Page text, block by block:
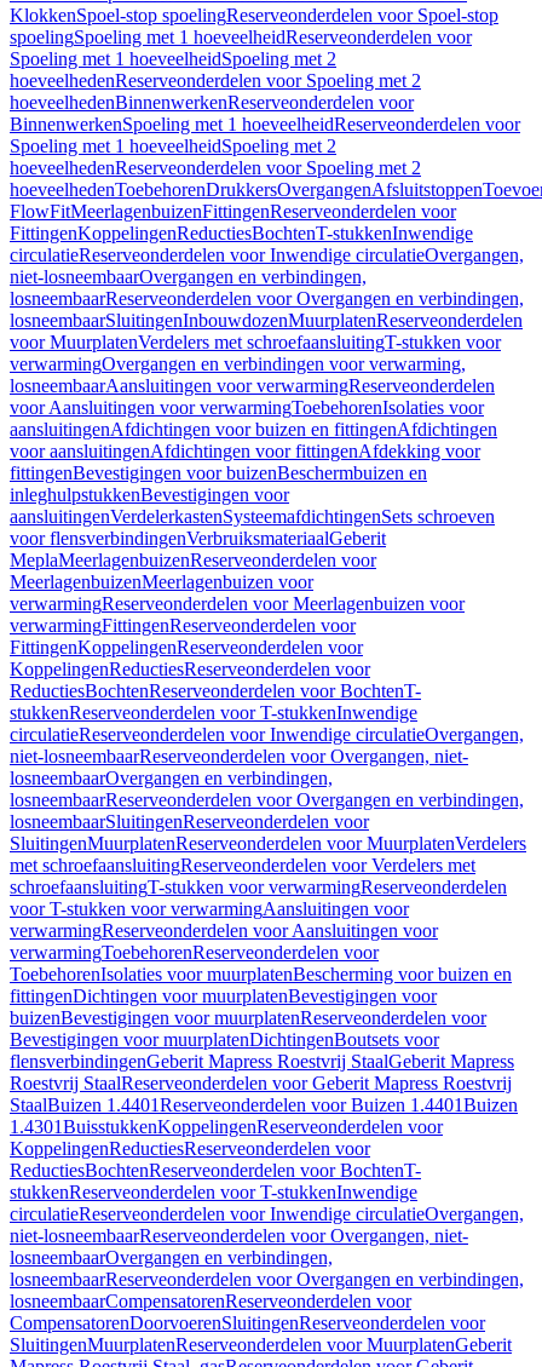
KlokkenSpoel-stop spoelingReserveonderdelen voor Spoel-stop
spoelingSpoeling met 1 hoeveelheidReserveonderdelen voor
Spoeling met 1 hoeveelheidSpoeling met 2
hoeveelhedenReserveonderdelen voor Spoeling met 2
hoeveelhedenBinnenwerkenReserveonderdelen voor
BinnenwerkenSpoeling met 1 hoeveelheidReserveonderdelen voor
Spoeling met 1 hoeveelheidSpoeling met 2
hoeveelhedenReserveonderdelen voor Spoeling met 2
hoeveelhedenToebehorenDrukkersOvergangenAfsluitstoppen
FlowFitMeerlagenbuizenFittingenReserveonderdelen voor
FittingenKoppelingenReductiesBochtenT-stukkenInwendige
circulatieReserveonderdelen voor Inwendige circulatieOvergangen,
niet-losneembaarOvergangen en verbindingen,
losneembaarReserveonderdelen voor Overgangen en verbindingen,
losneembaarSluitingenInbouwdozenMuurplatenReserveonderdelen
voor MuurplatenVerdelers met schroefaansluitingT-stukken voor
verwarmingOvergangen en verbindingen voor verwarming,
losneembaarAansluitingen voor verwarmingReserveonderdelen
voor Aansluitingen voor verwarmingToebehorenIsolaties voor
aansluitingenAfdichtingen voor buizen en fittingenAfdichtingen
voor aansluitingenAfdichtingen voor fittingenAfdekking voor
fittingenBevestigingen voor buizenBeschermbuizen en
inleghulpstukkenBevestigingen voor
aansluitingenVerdelerkastenSysteemafdichtingenSets schroeven
voor flensverbindingenVerbruiksmateriaalGeberit
MeplaMeerlagenbuizenReserveonderdelen voor
MeerlagenbuizenMeerlagenbuizen voor
verwarmingReserveonderdelen voor Meerlagenbuizen voor
verwarmingFittingenReserveonderdelen voor
FittingenKoppelingenReserveonderdelen voor
KoppelingenReductiesReserveonderdelen voor
ReductiesBochtenReserveonderdelen voor BochtenT-
stukkenReserveonderdelen voor T-stukkenInwendige
circulatieReserveonderdelen voor Inwendige circulatieOvergangen,
niet-losneembaarReserveonderdelen voor Overgangen, niet-
losneembaarOvergangen en verbindingen,
losneembaarReserveonderdelen voor Overgangen en verbindingen,
losneembaarSluitingenReserveonderdelen voor
SluitingenMuurplatenReserveonderdelen voor MuurplatenVerdelers
met schroefaansluitingReserveonderdelen voor Verdelers met
schroefaansluitingT-stukken voor verwarmingReserveonderdelen
voor T-stukken voor verwarmingAansluitingen voor
verwarmingReserveonderdelen voor Aansluitingen voor
verwarmingToebehorenReserveonderdelen voor
ToebehorenIsolaties voor muurplatenBescherming voor buizen en
fittingenDichtingen voor muurplatenBevestigingen voor
buizenBevestigingen voor muurplatenReserveonderdelen voor
Bevestigingen voor muurplatenDichtingenBoutsets voor
flensverbindingenGeberit Mapress Roestvrij StaalGeberit Mapress
Roestvrij StaalReserveonderdelen voor Geberit Mapress Roestvrij
StaalBuizen 1.4401Reserveonderdelen voor Buizen 1.4401Buizen
1.4301BuisstukkenKoppelingenReserveonderdelen voor
KoppelingenReductiesReserveonderdelen voor
ReductiesBochtenReserveonderdelen voor BochtenT-
stukkenReserveonderdelen voor T-stukkenInwendige
circulatieReserveonderdelen voor Inwendige circulatieOvergangen,
niet-losneembaarReserveonderdelen voor Overgangen, niet-
losneembaarOvergangen en verbindingen,
losneembaarReserveonderdelen voor Overgangen en verbindingen,
losneembaarCompensatorenReserveonderdelen voor
CompensatorenDoorvoerenSluitingenReserveonderdelen voor
SluitingenMuurplatenReserveonderdelen voor MuurplatenGeberit